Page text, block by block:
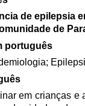
de epilepsia
de
português
em crianças e